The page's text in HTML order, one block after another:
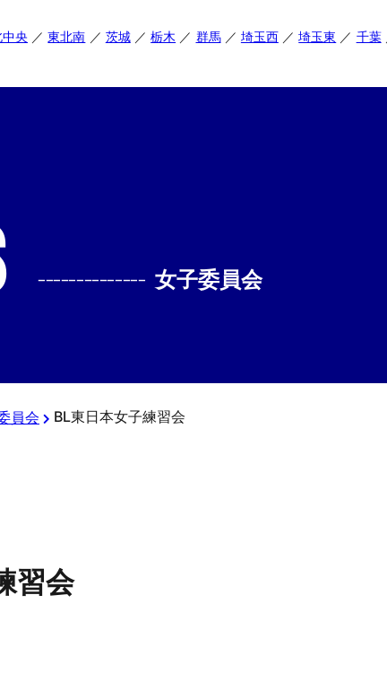
央 東北南 茨城 栃木 群馬 埼玉西 埼玉東 千葉
-------------- 女子委員会
員会 BL東日本女子練習会
習会